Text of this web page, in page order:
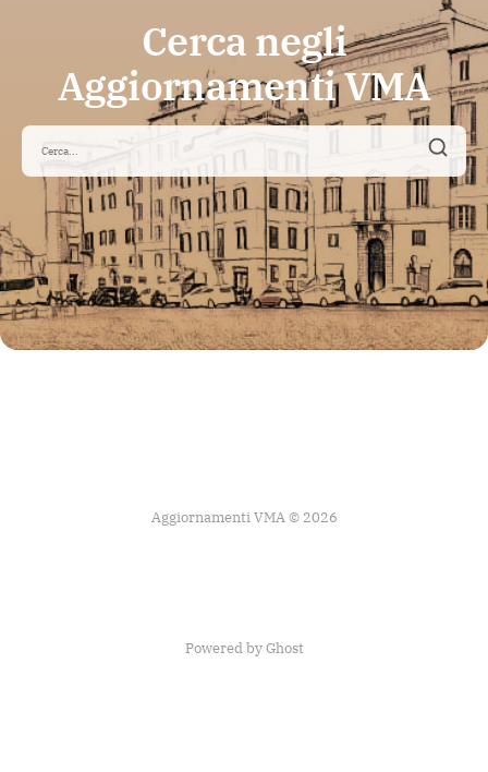
Cerca negli
Aggiornamenti VMA
Aggiornamenti VMA © 2026
Powered by Ghost